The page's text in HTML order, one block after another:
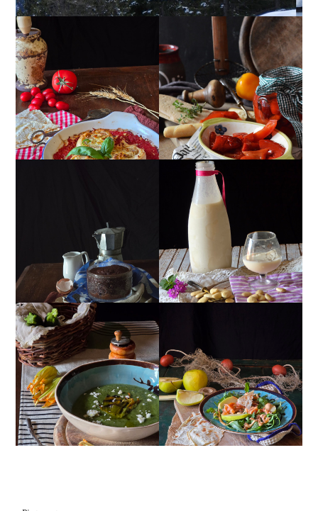
GIRANDOLE DI
RICOTTA
PEPERONI ALLA
PIEMONTESE
MUG CAKE AL
CIOCCOLATO
MANDORLITO
CREMA ESTIVA DI
ZUCCHINE CON FIORI E
FETA
INSALATA DI SALMONE
AFFUMICATO, MELE,
NOCI, RUCOLA